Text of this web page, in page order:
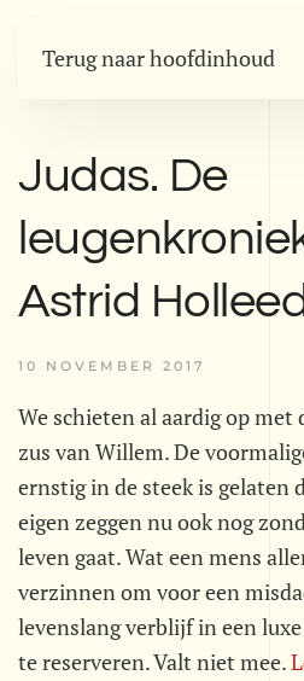
Terug naar hoofdinhoud
Judas. De
Astrid
10 NOVEMBER 2017
We schieten al aardig op met
zus van Willem. De
ernstig in de steek is gelaten
eigen zeggen nu ook nog
leven gaat. Wat een mens
verzinnen om voor een
levenslang verblijf in een
te reserveren. Valt niet mee.